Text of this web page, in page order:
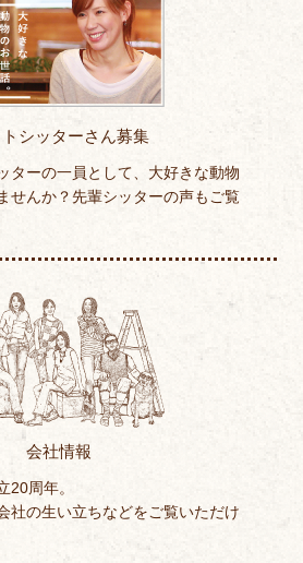
シッターさん募集
ターの一員として、大好きな動物
せんか？先輩シッターの声もご覧
会社情報
20周年。
社の生い立ちなどをご覧いただけ